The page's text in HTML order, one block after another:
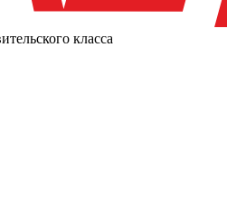
класса